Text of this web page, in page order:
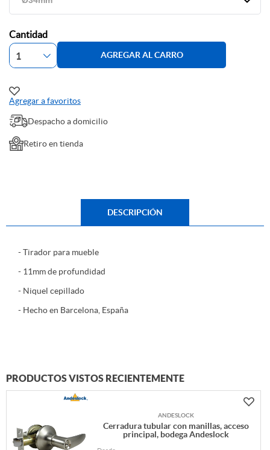
Cantidad
AGREGAR AL CARRO
Agregar a favoritos
Despacho a domicilio
Retiro en tienda
DESCRIPCIÓN
- Tirador para mueble
- 11mm de profundidad
- Niquel cepillado
- Hecho en Barcelona, España
PRODUCTOS VISTOS RECIENTEMENTE
ANDESLOCK
Cerradura tubular con manillas, acceso
principal, bodega Andeslock